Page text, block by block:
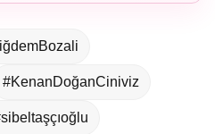
#KenanDoğanCiniviz